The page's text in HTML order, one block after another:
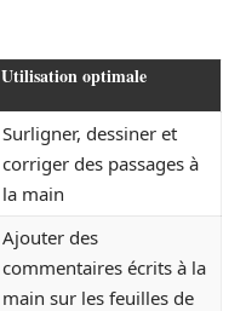
Utilisation optimale
Surligner, dessiner et
corriger des passages à
la main
Ajouter des
commentaires écrits à la
main sur les feuilles de